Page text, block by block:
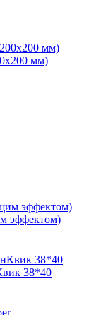
мм)
эффектом)
38*40